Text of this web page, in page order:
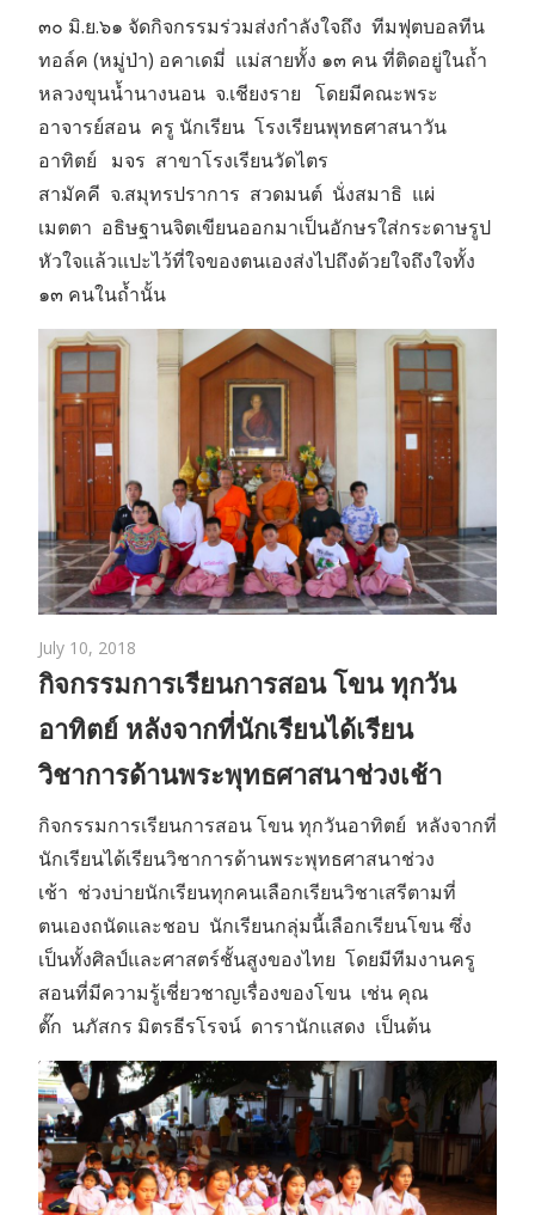
๓๐ มิ.ย.๖๑ จัดกิจกรรมร่วมส่งกำลังใจถึง ทีมฟุตบอลทีน
ทอล์ค (หมู่ป่า) อคาเดมี่ แม่สายทั้ง ๑๓ คน ที่ติดอยู่ในถ้ำ
หลวงขุนน้ำนางนอน จ.เชียงราย โดยมีคณะพระ
อาจารย์สอน ครู นักเรียน โรงเรียนพุทธศาสนาวัน
อาทิตย์ มจร สาขาโรงเรียนวัดไตร
สามัคคี จ.สมุทรปราการ สวดมนต์ นั่งสมาธิ แผ่
เมตตา อธิษฐานจิตเขียนออกมาเป็นอักษรใส่กระดาษรูป
หัวใจแล้วแปะไว้ที่ใจของตนเองส่งไปถึงด้วยใจถึงใจทั้ง
๑๓ คนในถ้ำนั้น
July 10, 2018
กิจกรรมการเรียนการสอน โขน ทุกวัน
อาทิตย์ หลังจากที่นักเรียนได้เรียน
วิชาการด้านพระพุทธศาสนาช่วงเช้า
กิจกรรมการเรียนการสอน โขน ทุกวันอาทิตย์ หลังจากที่
นักเรียนได้เรียนวิชาการด้านพระพุทธศาสนาช่วง
เช้า ช่วงบ่ายนักเรียนทุกคนเลือกเรียนวิชาเสรีตามที่
ตนเองถนัดและชอบ นักเรียนกลุ่มนี้เลือกเรียนโขน ซึ่ง
เป็นทั้งศิลป์และศาสตร์ชั้นสูงของไทย โดยมีทีมงานครู
สอนที่มีความรู้เชี่ยวชาญเรื่องของโขน เช่น คุณ
ตั๊ก นภัสกร มิตรธีรโรจน์ ดารานักแสดง เป็นต้น